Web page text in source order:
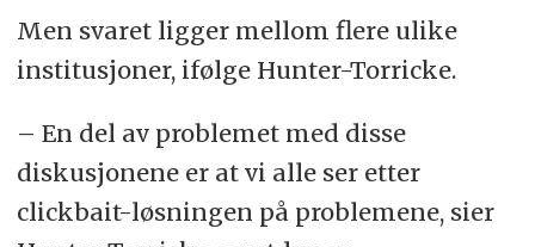
Men svaret ligger mellom flere ulike
institusjoner, ifølge Hunter-Torricke.
– En del av problemet med disse
diskusjonene er at vi alle ser etter
clickbait-løsningen på problemene, sier